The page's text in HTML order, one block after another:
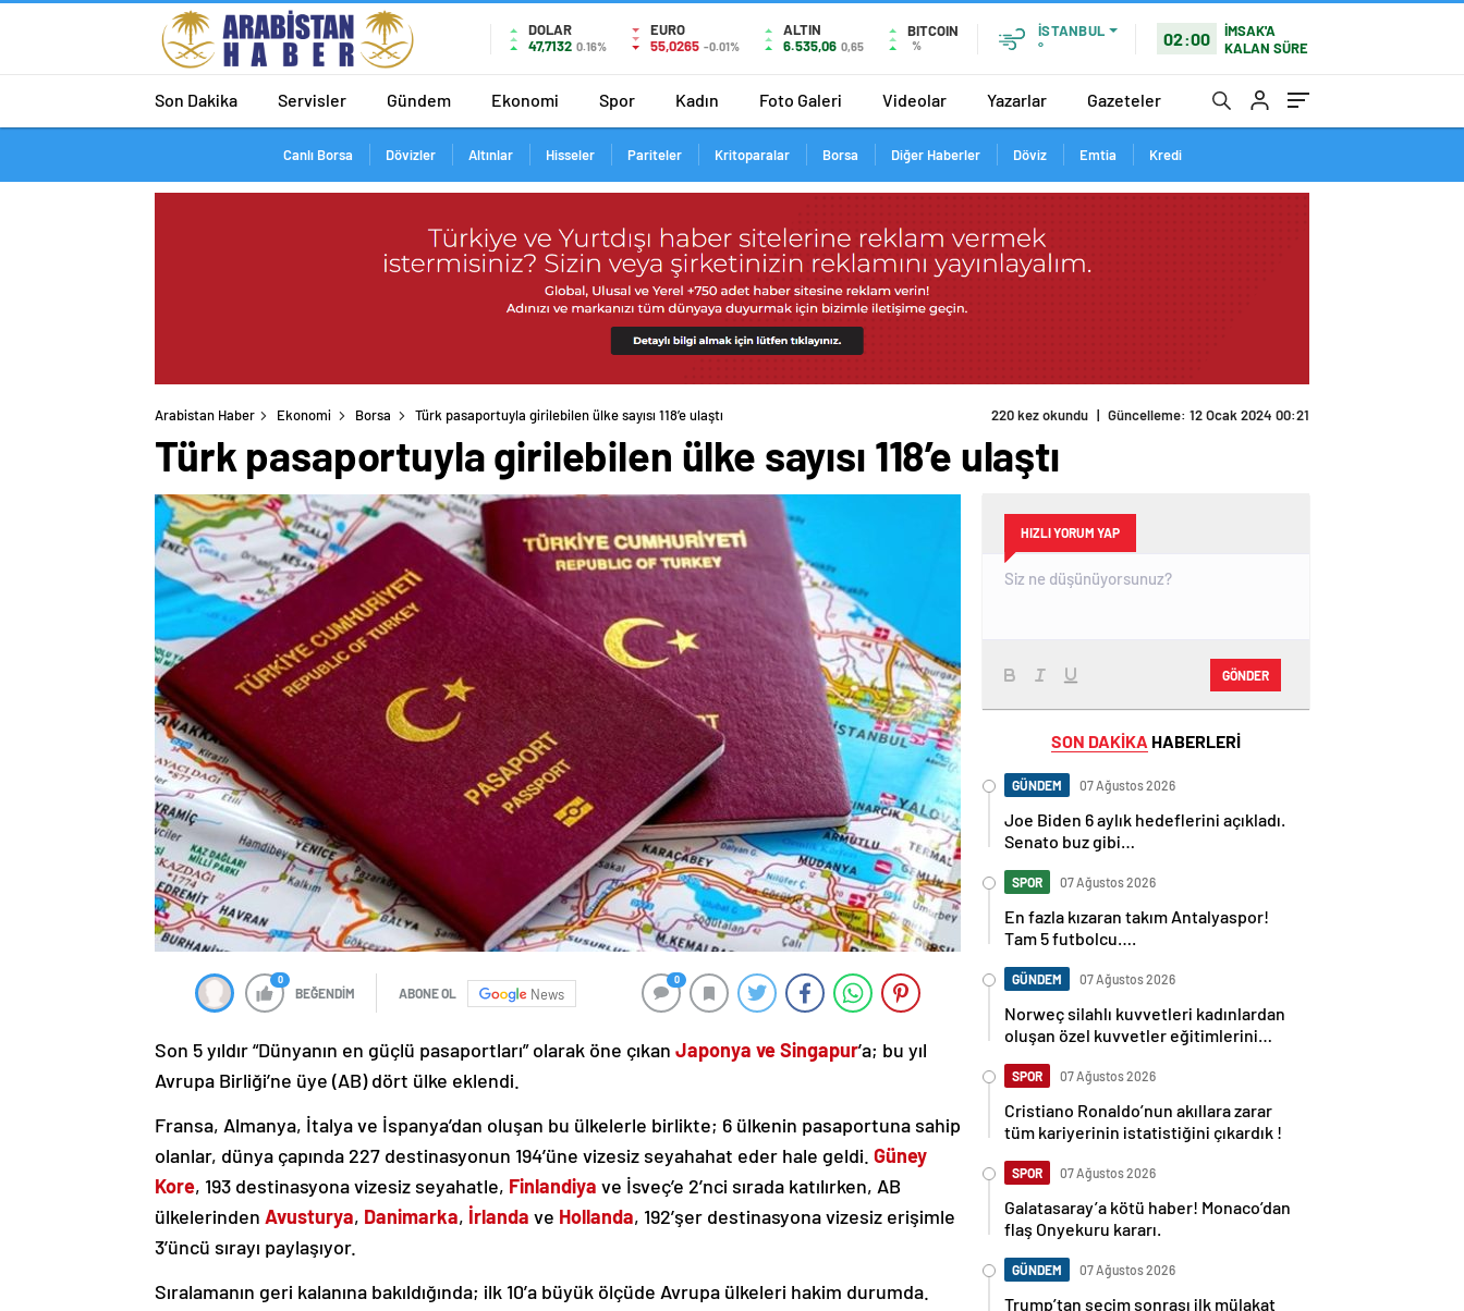
DOLAR
47,7132 0.16%
EURO
55,0265 -0.01%
ALTIN
6.535,06 0,65
BITCOIN
%
İSTANBUL
°
02:00
İMSAK'A
KALAN SÜRE
Son Dakika Servisler Gündem Ekonomi Spor Kadın Foto Galeri Videolar Yazarlar Gazeteler
Canlı Borsa Dövizler Altınlar Hisseler Pariteler Kritoparalar Borsa Diğer Haberler Döviz Emtia Kredi
Arabistan Haber Ekonomi Borsa Türk pasaportuyla girilebilen ülke sayısı 118’e ulaştı
Türk pasaportuyla girilebilen ülke sayısı 118’e ulaştı
0
BEĞENDİM ABONE OL News
0
Son 5 yıldır “Dünyanın en güçlü pasaportları” olarak öne çıkan Japonya ve Singapur’a; bu yıl
Avrupa Birliği’ne üye (AB) dört ülke eklendi.
Fransa, Almanya, İtalya ve İspanya’dan oluşan bu ülkelerle birlikte; 6 ülkenin pasaportuna sahip
olanlar, dünya çapında 227 destinasyonun 194’üne vizesiz seyahahat eder hale geldi. Güney
Kore, 193 destinasyona vizesiz seyahatle, Finlandiya ve İsveç’e 2’nci sırada katılırken, AB
ülkelerinden Avusturya, Danimarka, İrlanda ve Hollanda, 192’şer destinasyona vizesiz erişimle
3’üncü sırayı paylaşıyor.
Sıralamanın geri kalanına bakıldığında; ilk 10’a büyük ölçüde Avrupa ülkeleri hakim durumda.
HIZLI YORUM YAP
GÖNDER
SON DAKİKA HABERLERİ
GÜNDEM 07 Ağustos 2026
Joe Biden 6 aylık hedeflerini açıkladı.
Senato buz gibi…
SPOR 07 Ağustos 2026
En fazla kızaran takım Antalyaspor!
Tam 5 futbolcu….
GÜNDEM 07 Ağustos 2026
Norweç silahlı kuvvetleri kadınlardan
oluşan özel kuvvetler eğitimlerini
SPOR 07 Ağustos 2026
Cristiano Ronaldo’nun akıllara zarar
tüm kariyerinin istatistiğini çıkardık !
SPOR 07 Ağustos 2026
Galatasaray’a kötü haber! Monaco’dan
flaş Onyekuru kararı.
GÜNDEM 07 Ağustos 2026
Trump’tan seçim sonrası ilk mülakat